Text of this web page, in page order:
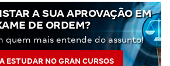
A SUA APROVAÇÃO EM
DE ORDEM?
quem mais entende do assunto!
ESTUDAR NO GRAN CURSOS